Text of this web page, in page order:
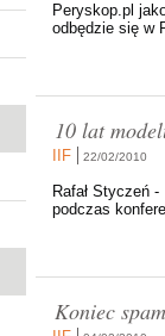
Peryskop.pl
odbędzie się w
10 lat
IIF 22/02/2010
Rafał Styczeń
podczas
Koniec